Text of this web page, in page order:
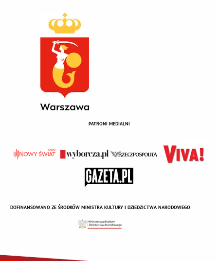
PATRONI MEDIALNI
DOFINANSOWANO ZE ŚRODKÓW MINISTRA KULTURY I DZIEDZICTWA NARODOWEGO